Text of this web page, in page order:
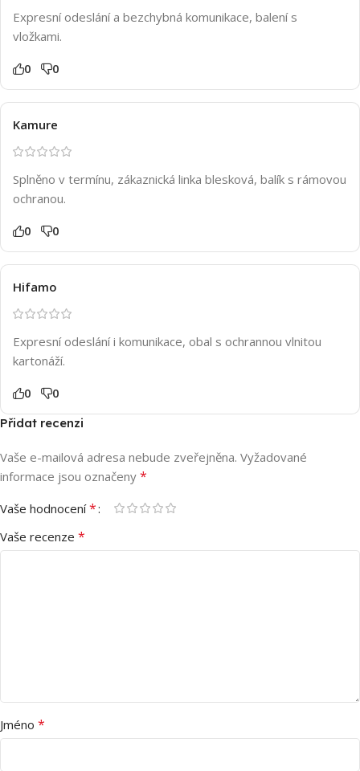
Expresní odeslání a bezchybná komunikace, balení s
vložkami.
0 0
Kamure
Splněno v termínu, zákaznická linka blesková, balík s rámovou
ochranou.
0 0
Hifamo
Expresní odeslání i komunikace, obal s ochrannou vlnitou
kartonáží.
0 0
Přidat recenzi
Vaše e-mailová adresa nebude zveřejněna. Vyžadované
informace jsou označeny *
Vaše hodnocení*
Vaše recenze *
Jméno *